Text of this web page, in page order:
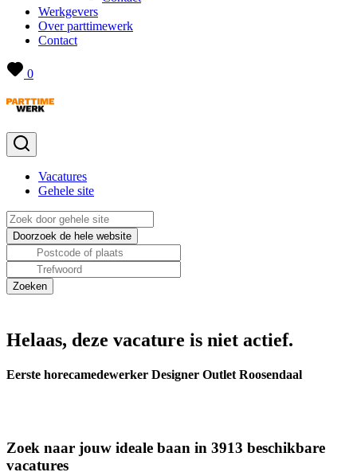
Werkgevers
Over parttimewerk
Contact
0
Vacatures
Gehele site
Helaas, deze vacature is niet actief.
Eerste horecamedewerker Designer Outlet Roosendaal
Zoek naar jouw ideale baan in 3913 beschikbare
vacatures